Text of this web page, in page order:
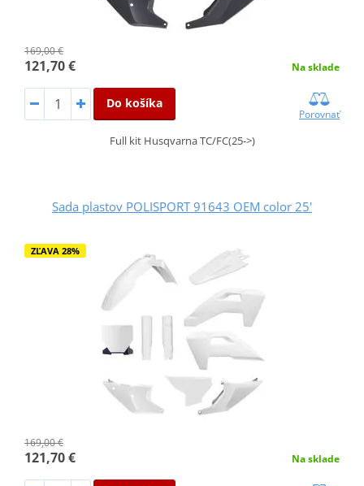
169,00 €
121,70 € Na sklade
Do košíka
Porovnať
Full kit Husqvarna TC/FC(25->)
Sada plastov POLISPORT 91643 OEM color 25'
ZĽAVA 28%
169,00 €
121,70 € Na sklade